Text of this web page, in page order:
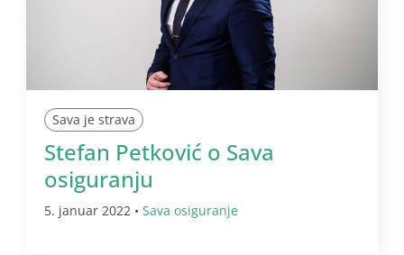
Sava je strava
Stefan Petković o Sava
osiguranju
5. januar 2022 • Sava osiguranje